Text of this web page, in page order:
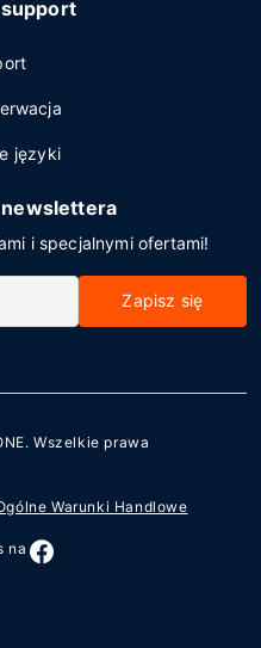
języki
i specjalnymi ofertami!
Zapisz się
. Wszelkie prawa
Warunki Handlowe
na